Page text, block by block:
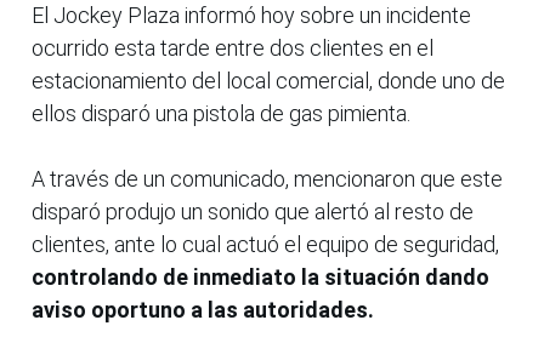
El Jockey Plaza informó hoy sobre un incidente
ocurrido esta tarde entre dos clientes en el
estacionamiento del local comercial, donde uno de
ellos disparó una pistola de gas pimienta.
A través de un comunicado, mencionaron que este
disparó produjo un sonido que alertó al resto de
clientes, ante lo cual actuó el equipo de seguridad,
controlando de inmediato la situación dando
aviso oportuno a las autoridades.